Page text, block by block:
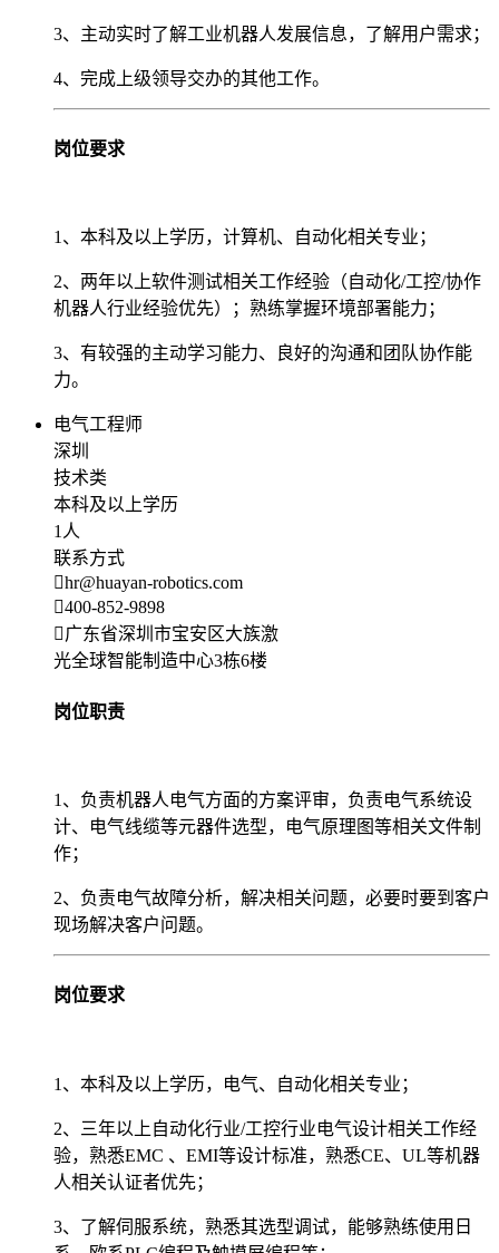
3、主动实时了解工业机器人发展信息，了解用户需求；
4、完成上级领导交办的其他工作。
岗位要求
1、本科及以上学历，计算机、自动化相关专业；
2、两年以上软件测试相关工作经验（自动化/工控/协作
机器人行业经验优先）；熟练掌握环境部署能力；
3、有较强的主动学习能力、良好的沟通和团队协作能
力。
电气工程师
深圳
技术类
本科及以上学历
1人
联系方式
hr@huayan-robotics.com
400-852-9898
广东省深圳市宝安区大族激
光全球智能制造中心3栋6楼
岗位职责
1、负责机器人电气方面的方案评审，负责电气系统设
计、电气线缆等元器件选型，电气原理图等相关文件制
作；
2、负责电气故障分析，解决相关问题，必要时要到客户
现场解决客户问题。
岗位要求
1、本科及以上学历，电气、自动化相关专业；
2、三年以上自动化行业/工控行业电气设计相关工作经
验，熟悉EMC 、EMI等设计标准，熟悉CE、UL等机器
人相关认证者优先；
3、了解伺服系统，熟悉其选型调试，能够熟练使用日